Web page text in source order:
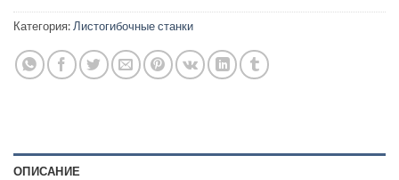
Категория: Листогибочные станки
ОПИСАНИЕ